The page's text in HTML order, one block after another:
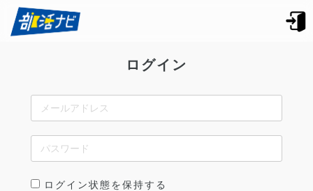
ログイン
ログイン状態を保持する